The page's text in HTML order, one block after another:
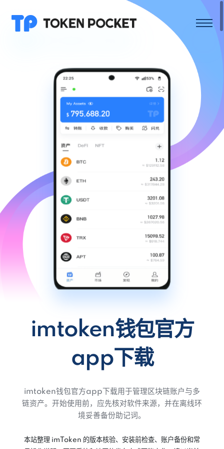
imtoken钱包官方
app下载
imtoken钱包官方app下载用于管理区块链账户与多
链资产。开始使用前，应先核对软件来源，并在离线环
境妥善备份助记词。
本站整理 imToken 的版本核验、安装前检查、账户备份和常